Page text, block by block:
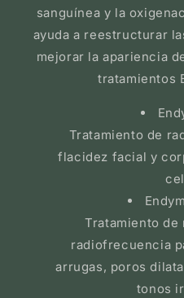
sanguínea y la
ayuda a reestructurar
mejorar la apariencia
tratamientos
Tratamiento de
flacidez facial y
Tratamiento
radiofrecuencia
arrugas, poros
tonos